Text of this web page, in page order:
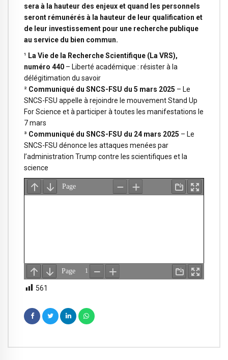
sera à la hauteur des enjeux et quand les personnels
seront rémunérés à la hauteur de leur qualification et
de leur investissement pour une recherche publique
au service du bien commun.
¹ La Vie de la Recherche Scientifique (La VRS),
numéro 440 – Liberté académique : résister à la
délégitimation du savoir
² Communiqué du SNCS-FSU du 5 mars 2025 – Le
SNCS-FSU appelle à rejoindre le mouvement Stand Up
For Science et à participer à toutes les manifestations le
7 mars
³ Communiqué du SNCS-FSU du 24 mars 2025 – Le
SNCS-FSU dénonce les attaques menées par
l’administration Trump contre les scientifiques et la
science
561